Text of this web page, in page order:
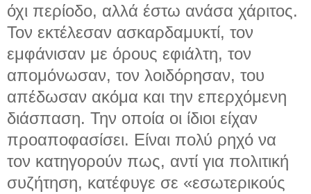
όχι περίοδο, αλλά έστω ανάσα χάριτος.
Τον εκτέλεσαν ασκαρδαμυκτί, τον
εμφάνισαν με όρους εφιάλτη, τον
απομόνωσαν, τον λοιδόρησαν, του
απέδωσαν ακόμα και την επερχόμενη
διάσπαση. Την οποία οι ίδιοι είχαν
προαποφασίσει. Είναι πολύ ρηχό να
τον κατηγορούν πως, αντί για πολιτική
συζήτηση, κατέφυγε σε «εσωτερικούς